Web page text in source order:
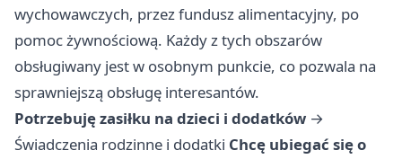
wychowawczych, przez fundusz alimentacyjny, po
pomoc żywnościową. Każdy z tych obszarów
obsługiwany jest w osobnym punkcie, co pozwala na
sprawniejszą obsługę interesantów.
Potrzebuję zasiłku na dzieci i dodatków →
Świadczenia rodzinne i dodatki Chcę ubiegać się o